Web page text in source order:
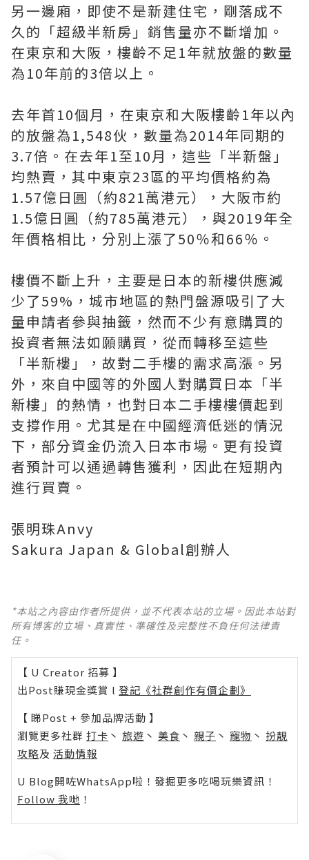
另一邊廂，即使不是新建住宅，剛落成不
久的「超級半新房」銷售量亦不斷增加。
在東京和大阪，樓齡不足1年就放盤的數量
為10年前的3倍以上。
去年首10個月，在東京和大阪樓齡1年以內
的放盤為1,548伙，數量為2014年同期的
3.7倍。在去年1至10月，這些「半新盤」
均熱賣，其中東京23區的平均價格約為
1.57億日圓（約821萬港元），大阪市約
1.5億日圓（約785萬港元），與2019年全
年價格相比，分別上漲了50％和66％。
樓價不斷上升，主要是日本的新樓供應減
少了59%，城市地區的熱門盤源吸引了大
量申請者參與抽籤，然而不少有意購買的
投資者無法如願購買，從而轉移至這些
「半新樓」，故對二手樓的需求高漲。另
外，來自中國等的外國人對購買日本「半
新樓」的熱情，也對日本二手樓樓價起到
支撐作用。尤其是在中國經濟低迷的情況
下，部分資金仍流入日本市場。更有投資
者預計可以通過轉售獲利，因此在短期內
進行買賣。
張明珠Anvy
Sakura Japan & Global創辦人
*本站之內容由作者所提供，並不代表本站的立場。因此本站對
所有博客的立場、真實性、準確性及完整性不負任何法律責
任。
【 U Creator 招募 】
出Post賺現金獎賞 l 登記《社群創作有價企劃》
【 睇Post + 參加品牌活動 】
瀏覽更多社群 打卡 丶 旅遊 丶 美食 丶 親子 丶 寵物 丶 扮靚
攻略及 活動情報
U Blog開咗WhatsApp啦！發掘更多吃喝玩樂資訊！
Follow 我哋 ！